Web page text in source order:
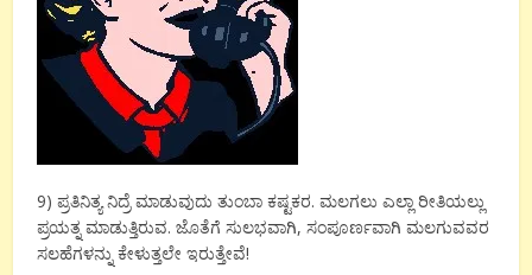
9) ಪ್ರತಿನಿತ್ಯ ನಿದ್ರೆ ಮಾಡುವುದು ತುಂಬಾ ಕಷ್ಟಕರ. ಮಲಗಲು ಎಲ್ಲಾ ರೀತಿಯಲ್ಲು
ಪ್ರಯತ್ನ ಮಾಡುತ್ತಿರುವ. ಜೊತೆಗೆ ಸುಲಭವಾಗಿ, ಸಂಪೂರ್ಣವಾಗಿ ಮಲಗುವವರ
ಸಲಹೆಗಳನ್ನು ಕೇಳುತ್ತಲೇ ಇರುತ್ತೇವೆ!